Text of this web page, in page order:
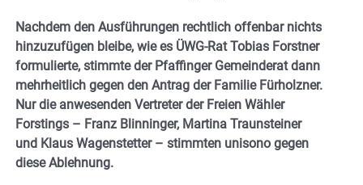
Nachdem den Ausführungen rechtlich offenbar nichts
hinzuzufügen bleibe, wie es ÜWG-Rat Tobias Forstner
formulierte, stimmte der Pfaffinger Gemeinderat dann
mehrheitlich gegen den Antrag der Familie Fürholzner.
Nur die anwesenden Vertreter der Freien Wähler
Forstings – Franz Blinninger, Martina Traunsteiner
und Klaus Wagenstetter – stimmten unisono gegen
diese Ablehnung.